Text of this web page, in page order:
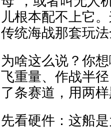
儿根本配不上它
传统海战那套玩法
为啥这么说？你
飞重量、作战半
了条赛道，用两
先看硬件：这船